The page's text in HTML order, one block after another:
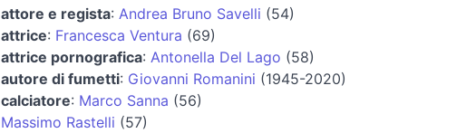
attore e regista: Andrea Bruno Savelli (54)
attrice: Francesca Ventura (69)
attrice pornografica: Antonella Del Lago (58)
autore di fumetti: Giovanni Romanini (1945-2020)
calciatore: Marco Sanna (56)
Massimo Rastelli (57)